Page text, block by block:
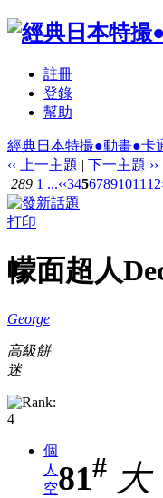
註冊
登錄
幫助
經典日本特撮●動畫●卡
‹‹ 上一主題 | 下一主題 ››
289 1 ...‹‹34567891011 12
打印
幪面超人
George
高級餅
迷
個
人
空81# 大